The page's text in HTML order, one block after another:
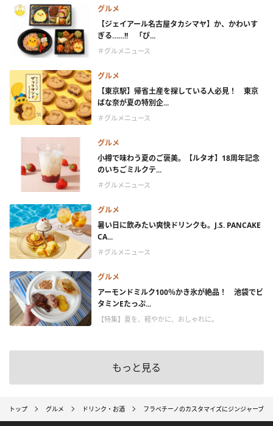
グルメ
【ジェイアール名古屋タカシマヤ】か、かわいす
ぎる……!! 「ぴ...
＃グルメニュース
グルメ
【東京駅】帰省土産を探している人必見！ 東京
ばな奈が夏の特別企...
＃グルメニュース
グルメ
小樽で味わう夏のご褒美。【ルタオ】18周年記念
のいちごミルクテ...
＃グルメニュース
グルメ
暑い日に飲みたい爽快ドリンクも。J.S. PANCAKE
CA...
＃グルメニュース
グルメ
アーモンドミルク100％かき氷が絶品！ 池袋でビ
タミンEたっぷ...
【特集】夏を、軽やかに、おしゃれに。
もっと見る
トップ グルメ ドリンク・お酒 フラペチーノのカスタマイズにジンジャーブ